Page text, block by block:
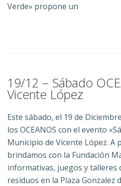
Verde» propone un
19/12 – Sábado
Vicente López
Este sábado, el 19 de
los OCEANOS con el evento
Municipio de Vicente López. A
brindamos con la Fundación
informativas, juegos y talleres
residuos en la Plaza Gonzalez